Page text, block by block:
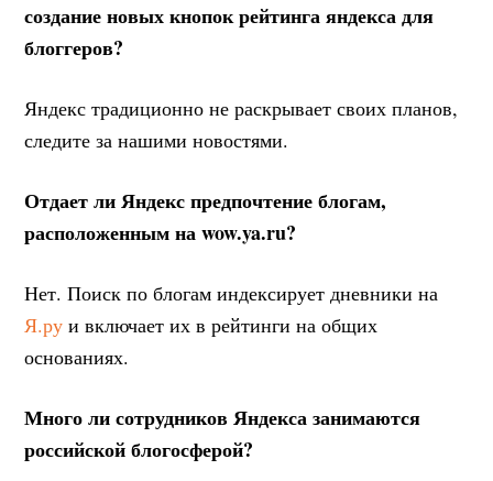
создание новых кнопок рейтинга яндекса для
блоггеров?
Яндекс традиционно не раскрывает своих планов,
следите за нашими новостями.
Отдает ли Яндекс предпочтение блогам,
расположенным на wow.ya.ru?
Нет. Поиск по блогам индексирует дневники на
Я.ру и включает их в рейтинги на общих
основаниях.
Много ли сотрудников Яндекса занимаются
российской блогосферой?